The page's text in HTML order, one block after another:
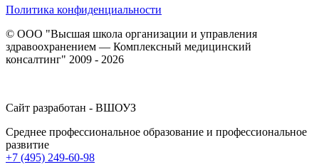
Политика конфиденциальности
© ООО "Высшая школа организации и управления
здравоохранением — Комплексный медицинский
консалтинг" 2009 - 2026
Сайт разработан - ВШОУЗ
Среднее профессиональное образование и профессиональное
развитие
+7 (495) 249-60-98